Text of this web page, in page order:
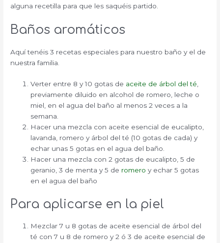
alguna recetilla para que les saquéis partido.
Baños aromáticos
Aquí tenéis 3 recetas especiales para nuestro baño y el de
nuestra familia.
Verter entre 8 y 10 gotas de aceite de árbol del té,
previamente diluido en alcohol de romero, leche o
miel, en el agua del baño al menos 2 veces a la
semana.
Hacer una mezcla con aceite esencial de eucalipto,
lavanda, romero y árbol del té (10 gotas de cada) y
echar unas 5 gotas en el agua del baño.
Hacer una mezcla con 2 gotas de eucalipto, 5 de
geranio, 3 de menta y 5 de romero y echar 5 gotas
en el agua del baño
Para aplicarse en la piel
Mezclar 7 u 8 gotas de aceite esencial de árbol del
té con 7 u 8 de romero y 2 ó 3 de aceite esencial de